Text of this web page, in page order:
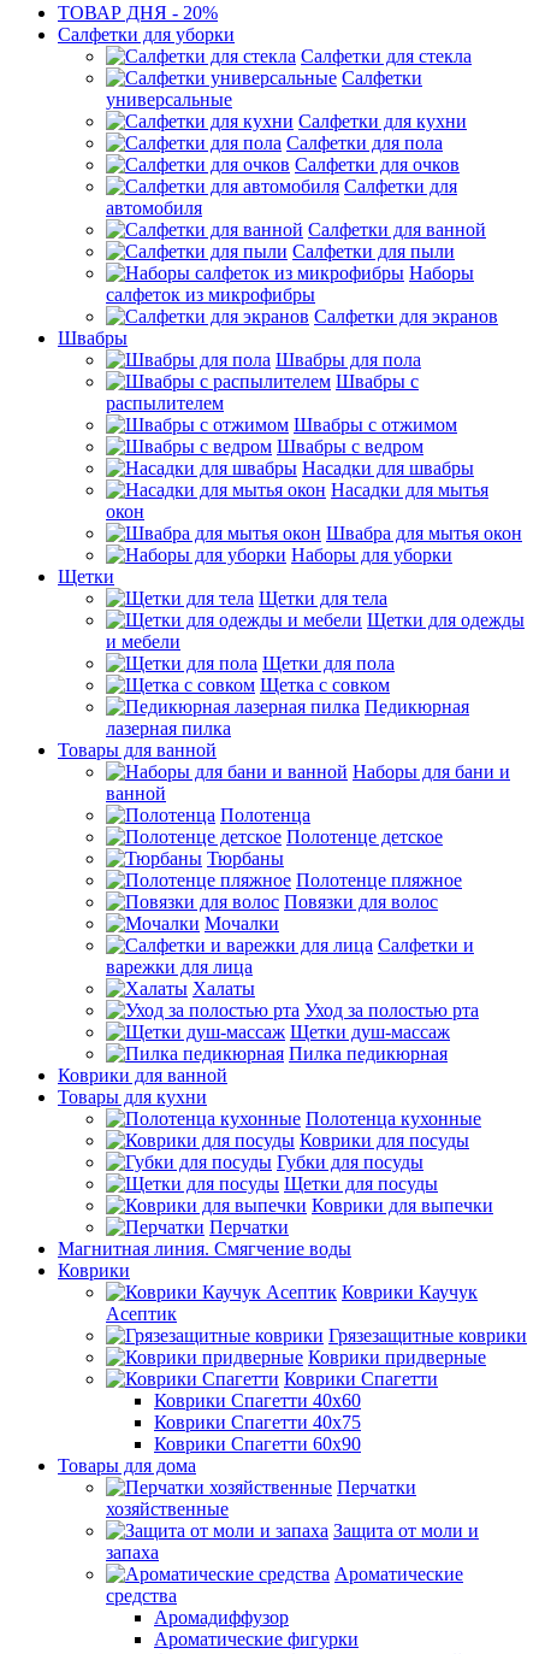
ТОВАР ДНЯ - 20%
Салфетки для уборки
Салфетки для стекла
Салфетки
универсальные
Салфетки для кухни
Салфетки для пола
Салфетки для очков
Салфетки для
автомобиля
Салфетки для ванной
Салфетки для пыли
Наборы
салфеток из микрофибры
Салфетки для экранов
Швабры
Швабры для пола
Швабры с
распылителем
Швабры с отжимом
Швабры с ведром
Насадки для швабры
Насадки для мытья
окон
Швабра для мытья окон
Наборы для уборки
Щетки
Щетки для тела
Щетки для одежды
и мебели
Щетки для пола
Щетка с совком
Педикюрная
лазерная пилка
Товары для ванной
Наборы для бани и
ванной
Полотенца
Полотенце детское
Тюрбаны
Полотенце пляжное
Повязки для волос
Мочалки
Салфетки и
варежки для лица
Халаты
Уход за полостью рта
Щетки душ-массаж
Пилка педикюрная
Коврики для ванной
Товары для кухни
Полотенца кухонные
Коврики для посуды
Губки для посуды
Щетки для посуды
Коврики для выпечки
Перчатки
Магнитная линия. Смягчение воды
Коврики
Коврики Каучук
Асептик
Грязезащитные коврики
Коврики придверные
Коврики Спагетти
Коврики Спагетти 40х60
Коврики Спагетти 40х75
Коврики Спагетти 60х90
Товары для дома
Перчатки
хозяйственные
Защита от моли и
запаха
Ароматические
средства
Аромадиффузор
Ароматические фигурки